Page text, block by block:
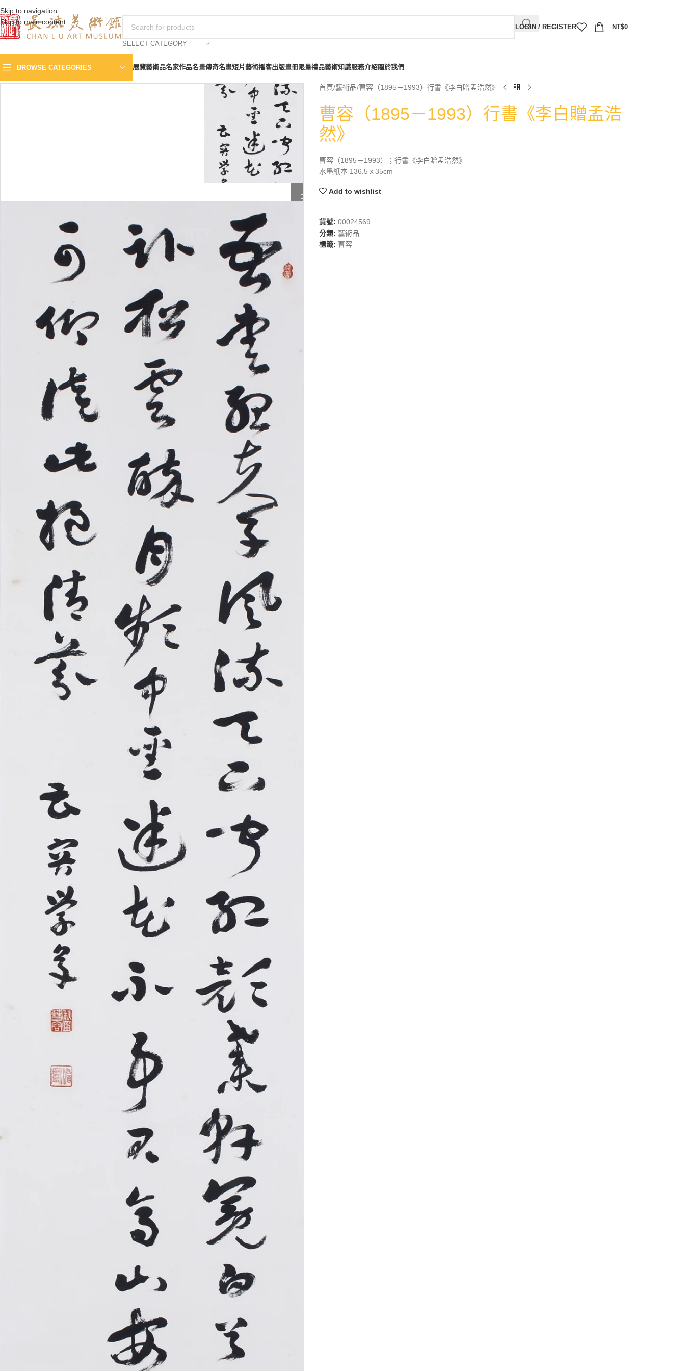
Skip to navigation
Skip to main content
SELECT CATEGORY
LOGIN / REGISTER NT$0
BROWSE CATEGORIES 展覽藝術品名家作品名畫傳奇名畫短片藝術播客出版畫冊限量禮品藝術知識服務介紹關於我們
首頁 藝術品 曹容（1895－1993）行書《李白贈孟浩然》
曹容（1895－1993）行書《李白贈孟浩
然》
曹容（1895－1993）；行書《李白贈孟浩然》
水墨紙本 136.5ｘ35cm
Add to wishlist
貨號: 00024569
分類: 藝術品
標籤: 曹容